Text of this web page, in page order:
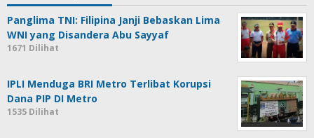
Panglima TNI: Filipina Janji Bebaskan Lima
WNI yang Disandera Abu Sayyaf
1671 Dilihat
IPLI Menduga BRI Metro Terlibat Korupsi
Dana PIP DI Metro
1535 Dilihat